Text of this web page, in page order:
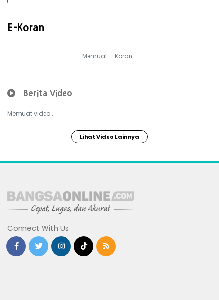
E-Koran
Memuat E-Koran...
Berita Video
Memuat video...
Lihat Video Lainnya
Connect With Us